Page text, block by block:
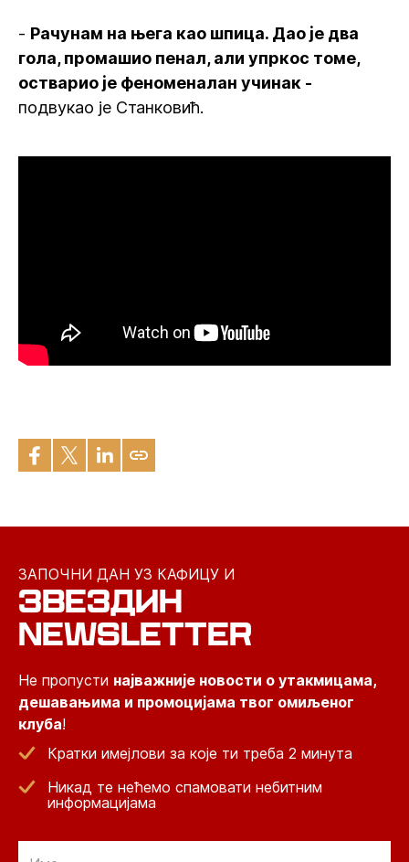
- Рачунам на њега као шпица. Дао је два
гола, промашио пенал, али упркос томе,
остварио је феноменалан учинак -
подвукао је Станковић.
ЗАПОЧНИ ДАН УЗ КАФИЦУ И
ЗВЕЗДИН
NEWSLETTER
Не пропусти најважније новости о утакмицама,
дешавањима и промоцијама твог омиљеног
клуба!
Кратки имејлови за које ти треба 2 минута
Никад те нећемо спамовати небитним
информацијама